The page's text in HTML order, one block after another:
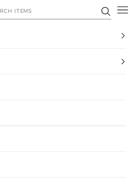
通販なら【公式】古着屋BIG2nd